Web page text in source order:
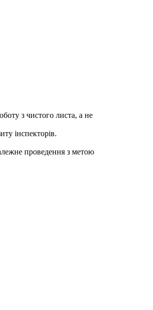
з чистого листа, а не
інспекторів.
проведення з метою